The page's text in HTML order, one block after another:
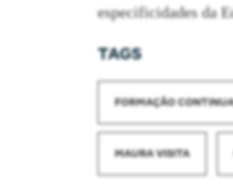
especificidades da
TAGS
FORMAÇÃO
MAURA VISITA